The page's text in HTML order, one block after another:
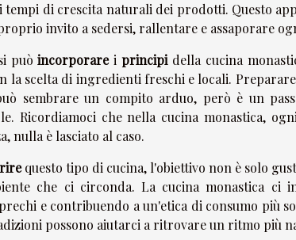
tempi di crescita naturali dei prodotti. Questo
invito a sedersi, rallentare e assaporare
puòincorporareiprincipidella cucina
la scelta di ingredienti freschi e locali.
sembrare un compito arduo, però è un
Ricordiamoci che nella cucina monastica,
nulla è lasciato al caso.
questo tipo di cucina, l'obiettivo non è solo
che ci circonda. La cucina monastica ci
e contribuendo a un'etica di consumo più
possono aiutarci a ritrovare un ritmo più